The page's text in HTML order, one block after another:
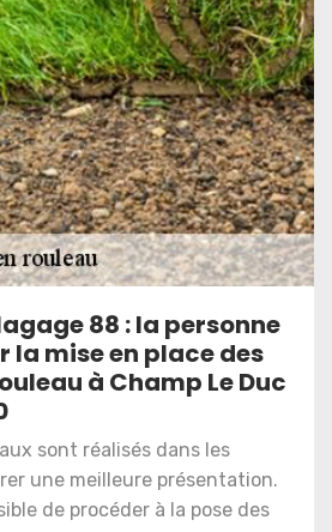
88 : la personne
la mise en place des
à Champ Le Duc
sont réalisés dans les
une meilleure présentation.
de procéder à la pose des